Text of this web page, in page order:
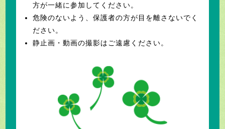
方が一緒に参加してください。
危険のないよう、保護者の方が目を離さないでく
ださい。
静止画・動画の撮影はご遠慮ください。